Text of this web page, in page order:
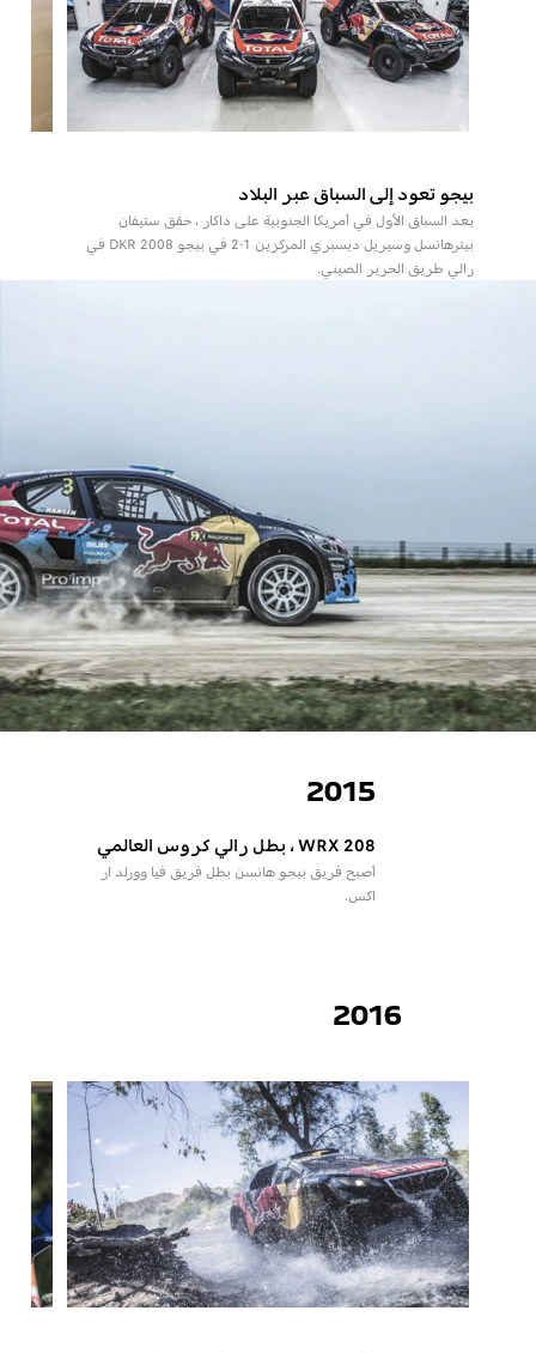
بيجو تعود إلى السباق عبر البلاد
بعد السباق الأول في أمريكا الجنوبية على داكار ، حقق ستيفان
بيترهانسل وسيريل ديسبري المركزين 1-2 في بيجو 2008 DKR في
رالي طريق الحرير الصيني.
2015
208 WRX ، بطل رالي كروس العالمي
أصبح فريق بيجو هانسن بطل فريق فيا وورلد آر
اكس.
2016